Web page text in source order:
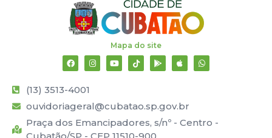
Mapa do site
(13) 3513-4001
ouvidoriageral@cubatao.sp.gov.br
Praça dos Emancipadores, s/nº - Centro -